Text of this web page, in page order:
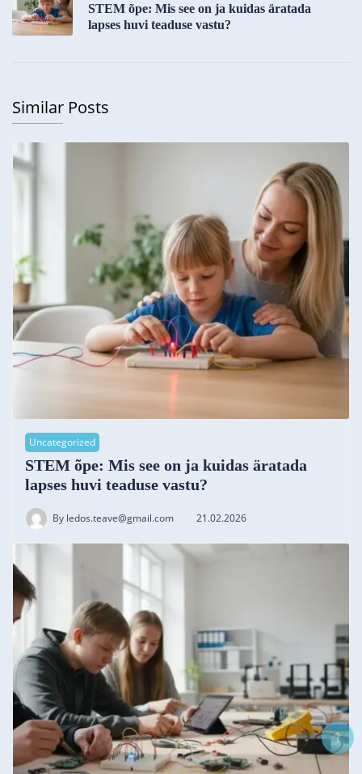
STEM õpe: Mis see on ja kuidas äratada
lapses huvi teaduse vastu?
Similar Posts
Uncategorized
STEM õpe: Mis see on ja kuidas äratada
lapses huvi teaduse vastu?
By ledos.teave@gmail.com 21.02.2026